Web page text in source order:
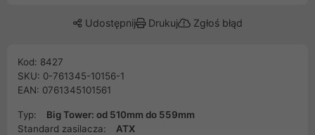
Udostępnij Drukuj Zgłoś błąd
Kod: 8427
SKU: 0-761345-10156-1
EAN: 0761345101561
Typ:
Big Tower: od 510mm do 559mm
Standard zasilacza:
ATX